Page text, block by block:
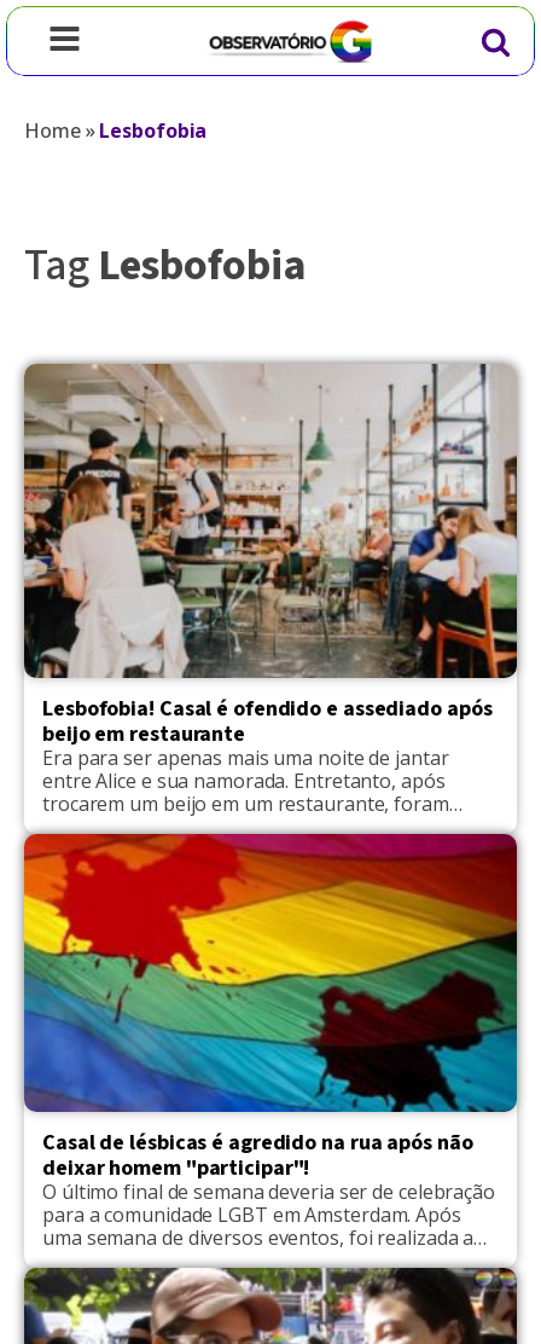
Home»Lesbofobia
TagLesbofobia
Lesbofobia! Casal é ofendido e assediado após
beijo em restaurante
Era para ser apenas mais uma noite de jantar
entre Alice e sua namorada. Entretanto, após
trocarem um beijo em um restaurante, foram
ofendidas e assediadas pelos funcionários do local.
O caso aconteceu em Nottingham, uma cidade
inglesa. Alice Bowerman, de 31 anos, e sua
namorada, de 34, foram jantar em um restaurante
de comida […]
Casal de lésbicas é agredido na rua após não
deixar homem "participar"!
O último final de semana deveria ser de celebração
para a comunidade LGBT em Amsterdam. Após
uma semana de diversos eventos, foi realizada a
Parada do Orgulho LGBT local. Apesar disso, para
um casal de lésbicas, a festa terminou em tragédia.
Katya Sazanova, 29 anos, e sua namorada Ana
Camboim, 26, voltavam para casa de […]